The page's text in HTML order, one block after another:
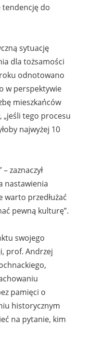
tendencję do
sytuację
dla tożsamości
roku odnotowano
w perspektywie
mieszkańców
„jeśli tego procesu
najwyżej 10
zaznaczył
nastawienia
warto przedłużać
pewną kulturę”.
swojego
prof. Andrzej
pamięci o
historycznym
na pytanie, kim